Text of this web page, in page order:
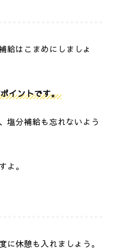
給はこまめにしましょ
イントです。
塩分補給も忘れないよう
よ。
に休憩も入れましょう。